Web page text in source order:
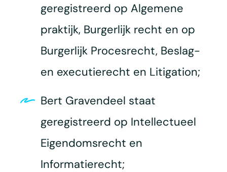
geregistreerd op Algemene
praktijk, Burgerlijk recht en op
Burgerlijk Procesrecht, Beslag-
en executierecht en Litigation;
Bert Gravendeel staat
geregistreerd op Intellectueel
Eigendomsrecht en
Informatierecht;